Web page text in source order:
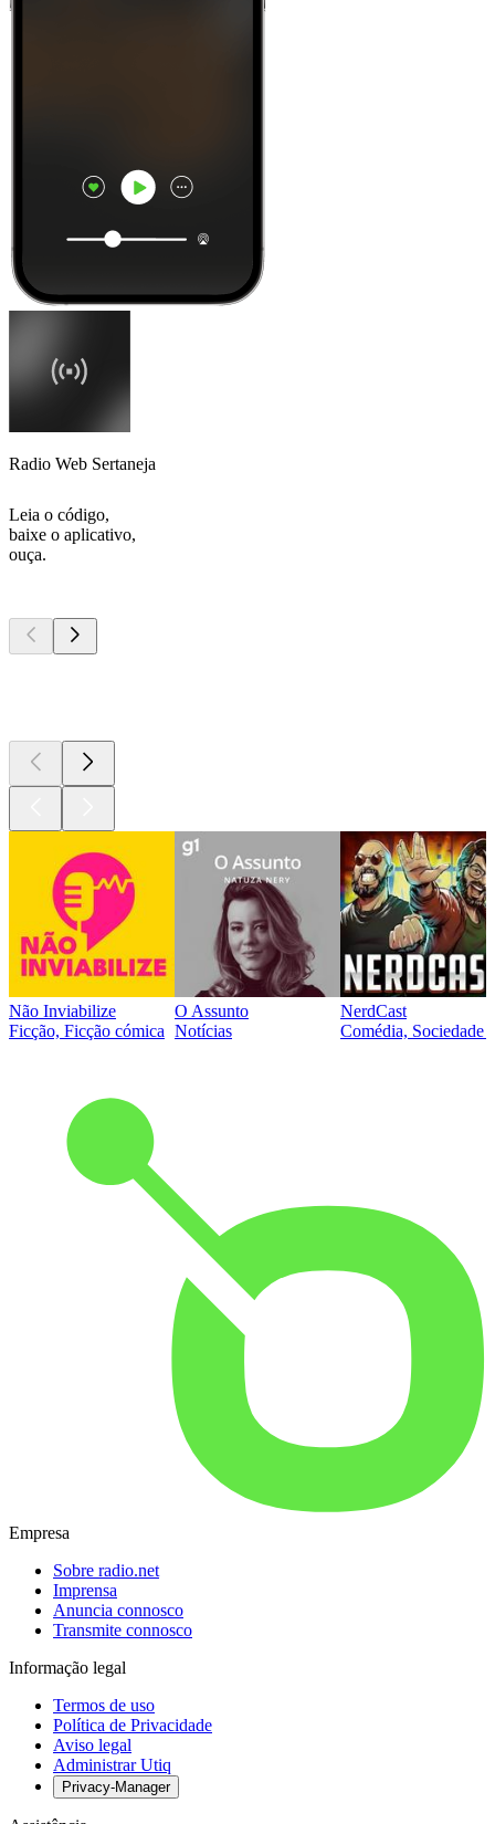
Radio Web Sertaneja
Leia o código,
baixe o aplicativo,
ouça.
Não Inviabilize
Ficção, Ficção cómica
O Assunto
Notícias
NerdCast
Comédia, Sociedade
Empresa
Sobre radio.net
Imprensa
Anuncia connosco
Transmite connosco
Informação legal
Termos de uso
Política de Privacidade
Aviso legal
Administrar Utiq
Privacy-Manager